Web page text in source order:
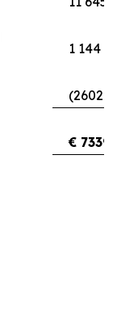
1 144
€ 73397